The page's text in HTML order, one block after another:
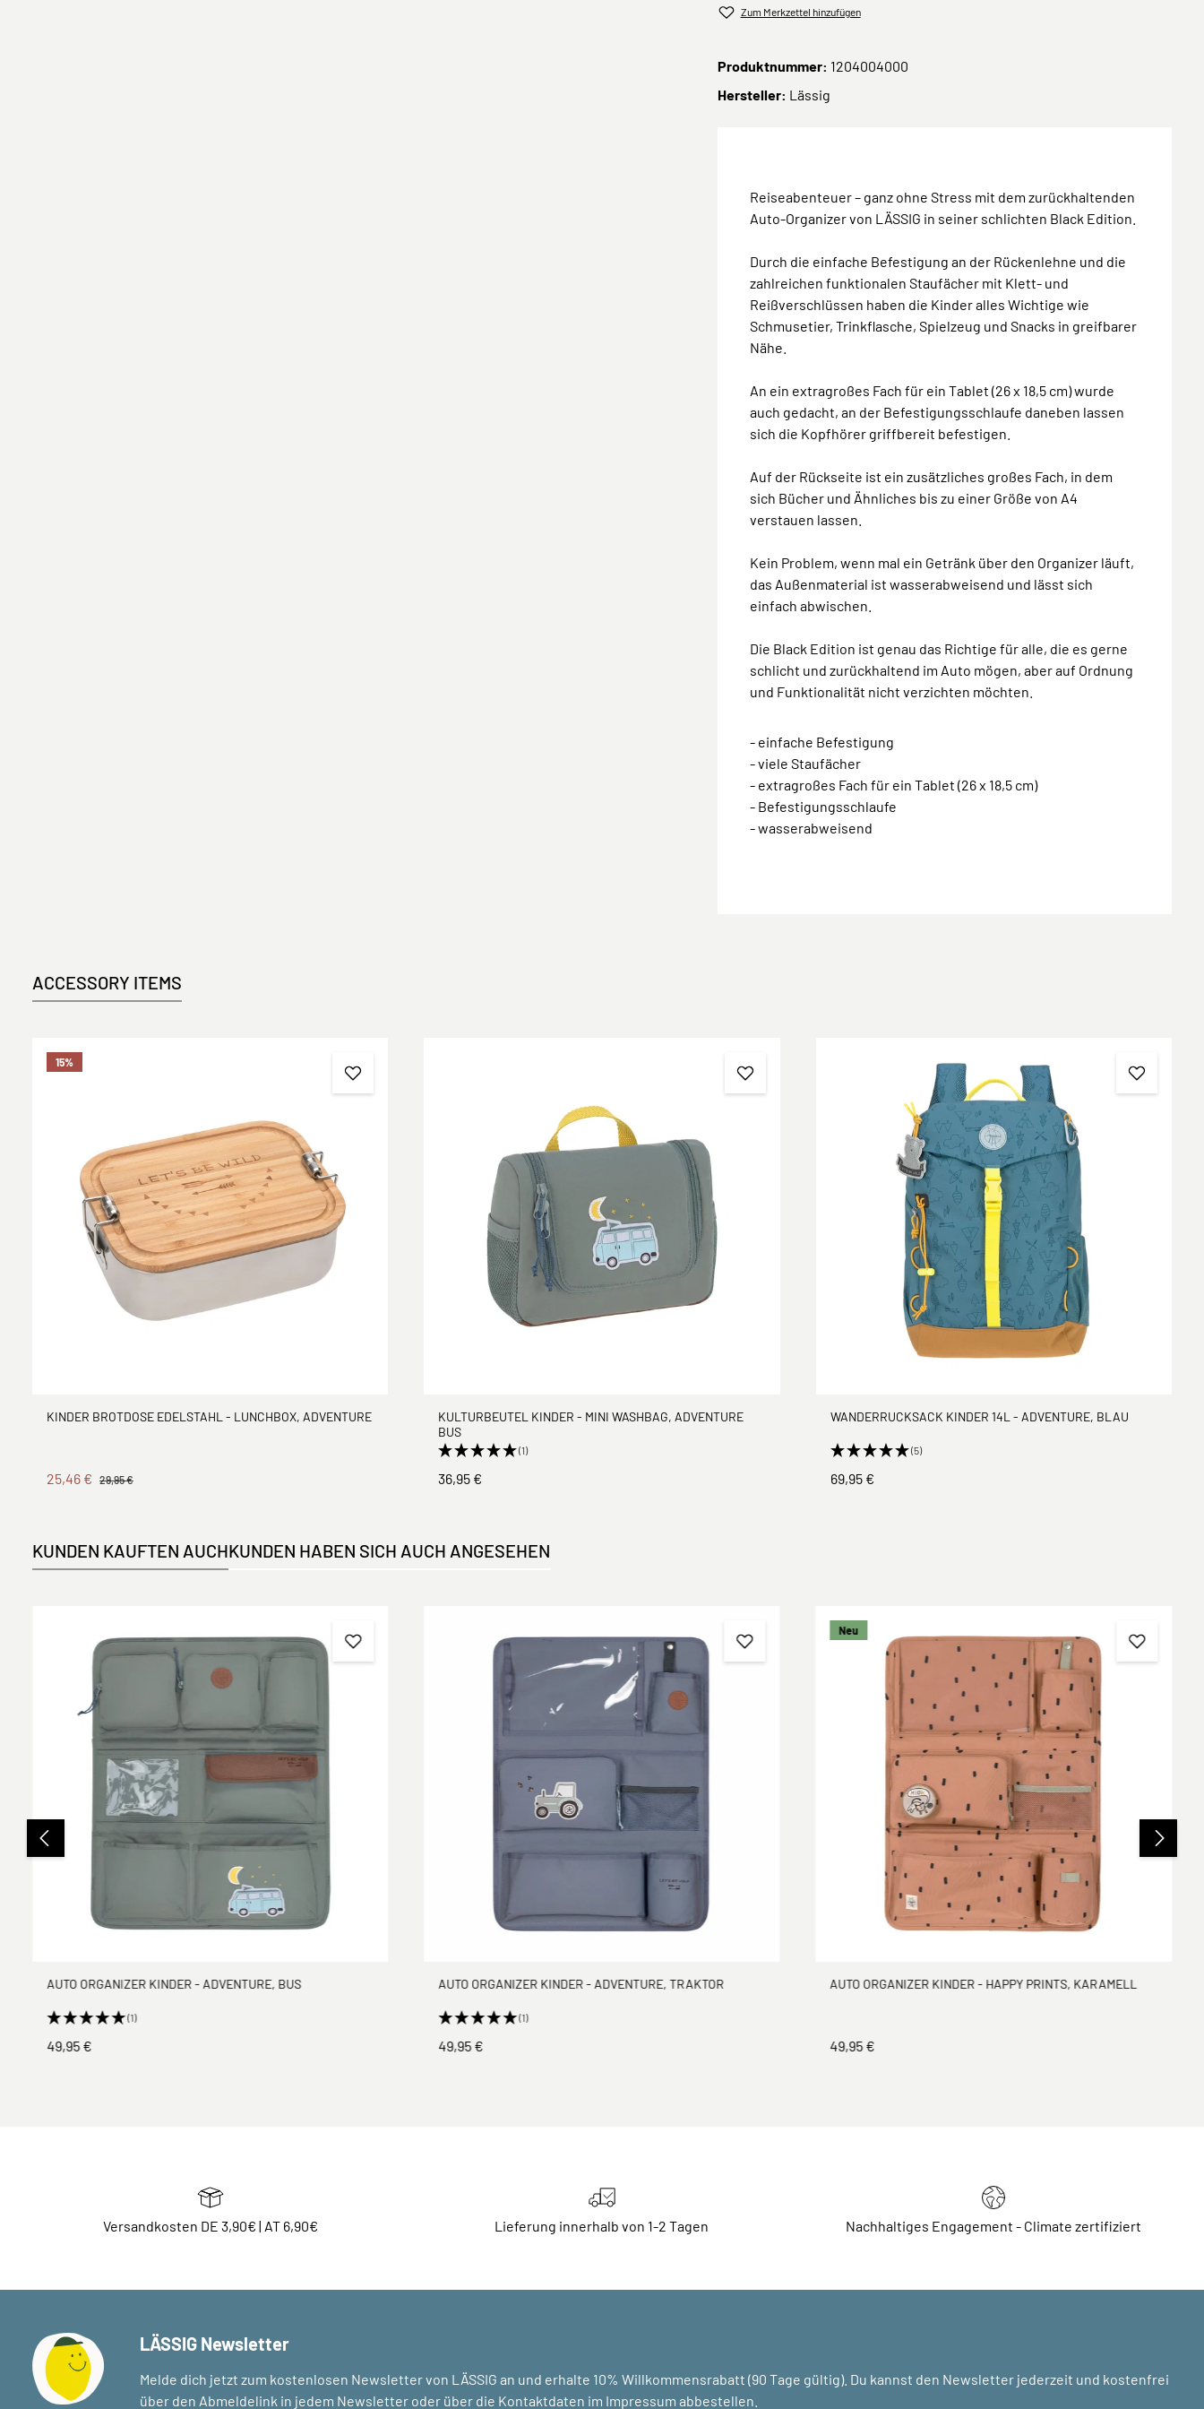
Zum Merkzettel hinzufügen
Produktnummer: 1204004000
Hersteller: Lässig
Reiseabenteuer – ganz ohne Stress mit dem zurückhaltenden
Auto-Organizer von LÄSSIG in seiner schlichten Black Edition.
Durch die einfache Befestigung an der Rückenlehne und die
zahlreichen funktionalen Staufächer mit Klett- und
Reißverschlüssen haben die Kinder alles Wichtige wie
Schmusetier, Trinkflasche, Spielzeug und Snacks in greifbarer
Nähe.
An ein extragroßes Fach für ein Tablet (26 x 18,5 cm) wurde
auch gedacht, an der Befestigungsschlaufe daneben lassen
sich die Kopfhörer griffbereit befestigen.
Auf der Rückseite ist ein zusätzliches großes Fach, in dem
sich Bücher und Ähnliches bis zu einer Größe von A4
verstauen lassen.
Kein Problem, wenn mal ein Getränk über den Organizer läuft,
das Außenmaterial ist wasserabweisend und lässt sich
einfach abwischen.
Die Black Edition ist genau das Richtige für alle, die es gerne
schlicht und zurückhaltend im Auto mögen, aber auf Ordnung
und Funktionalität nicht verzichten möchten.
- einfache Befestigung
- viele Staufächer
- extragroßes Fach für ein Tablet (26 x 18,5 cm)
- Befestigungsschlaufe
- wasserabweisend
ACCESSORY ITEMS
15%
KINDER BROTDOSE EDELSTAHL - LUNCHBOX, ADVENTURE
25,46 € 29,95 €
KULTURBEUTEL KINDER - MINI WASHBAG, ADVENTURE
BUS
(1)
36,95 €
WANDERRUCKSACK KINDER 14L - ADVENTURE, BLAU
(5)
69,95 €
KUNDEN KAUFTEN AUCHKUNDEN HABEN SICH AUCH ANGESEHEN
AUTO ORGANIZER KINDER - ADVENTURE, BUS
(1)
49,95 €
AUTO ORGANIZER KINDER - ADVENTURE, TRAKTOR
(1)
49,95 €
Neu
AUTO ORGANIZER KINDER - HAPPY PRINTS, KARAMELL
49,95 €
Versandkosten DE 3,90€ | AT 6,90€ Lieferung innerhalb von 1-2 Tagen Nachhaltiges Engagement - Climate zertifiziert
LÄSSIG Newsletter
Melde dich jetzt zum kostenlosen Newsletter von LÄSSIG an und erhalte 10% Willkommensrabatt (90 Tage gültig). Du kannst den Newsletter jederzeit und kostenfrei
über den Abmeldelink in jedem Newsletter oder über die Kontaktdaten im Impressum abbestellen.